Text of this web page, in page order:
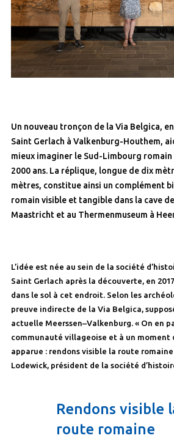
Un nouveau tronçon de la Via Belgica,
Saint Gerlach à Valkenburg-Houthem,
mieux imaginer le Sud-Limbourg
2000 ans. La réplique, longue de dix
mètres, constitue ainsi un complément
romain visible et tangible dans la cave
Maastricht et au Thermenmuseum à
L’idée est née au sein de la société
Saint Gerlach après la découverte, en
dans le sol à cet endroit. Selon les
preuve indirecte de la Via Belgica,
actuelle Meerssen–Valkenburg. « On en
communauté villageoise et à un moment
apparue : rendons visible la route
Lodewick, président de la société
Rendons visible
route romaine